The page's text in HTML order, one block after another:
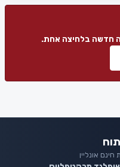
חדשה בלחיצה אחת.
אונליין